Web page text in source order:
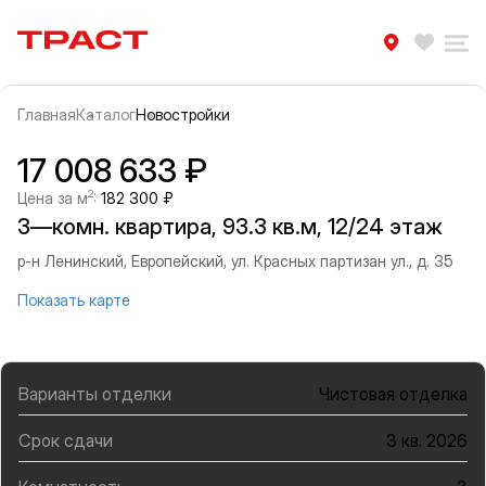
Траст | Служба недвижимости
ГлавнаяКаталогНовостройки
Информация об объекте
Галерея
17 008 633 ₽
Цена за м2: 182 300 ₽
3—комн. квартира, 93.3 кв.м, 12/24 этаж
р-н Ленинский, Европейский, ул. Красных партизан ул., д. 35
Показать карте
Варианты отделки Чистовая отделка
Срок сдачи 3 кв. 2026